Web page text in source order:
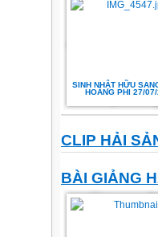
SINH NHẬT HỮU
HOÀNG PHI 27/
CLIP HẢI
BÀI GIẢNG